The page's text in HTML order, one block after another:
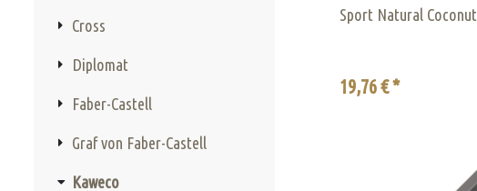
Cross
Diplomat
Faber-Castell
Graf von Faber-Castell
Kaweco
Sport Natural Coconut
19,76 € *